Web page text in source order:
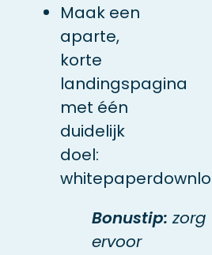
Maak een
aparte,
korte
landingspagina
met één
duidelijk
doel:
Bonustip: zorg
ervoor